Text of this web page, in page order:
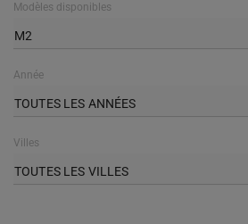
Modèles disponibles
M2
Année
TOUTES LES ANNÉES
Villes
TOUTES LES VILLES